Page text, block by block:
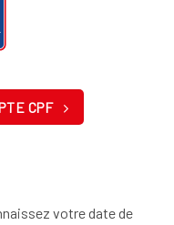
CPF
votre date de